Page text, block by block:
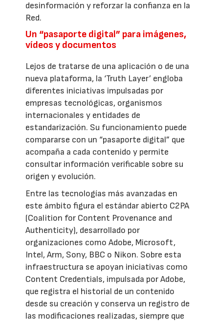
desinformación y reforzar la confianza en la
Red.
Un “pasaporte digital” para imágenes,
vídeos y documentos
Lejos de tratarse de una aplicación o de una
nueva plataforma, la ‘Truth Layer’ engloba
diferentes iniciativas impulsadas por
empresas tecnológicas, organismos
internacionales y entidades de
estandarización. Su funcionamiento puede
compararse con un “pasaporte digital” que
acompaña a cada contenido y permite
consultar información verificable sobre su
origen y evolución.
Entre las tecnologías más avanzadas en
este ámbito figura el estándar abierto C2PA
(Coalition for Content Provenance and
Authenticity), desarrollado por
organizaciones como Adobe, Microsoft,
Intel, Arm, Sony, BBC o Nikon. Sobre esta
infraestructura se apoyan iniciativas como
Content Credentials, impulsada por Adobe,
que registra el historial de un contenido
desde su creación y conserva un registro de
las modificaciones realizadas, siempre que